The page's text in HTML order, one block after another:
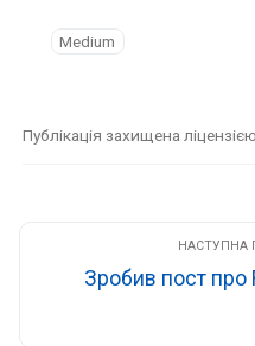
Medium
Публікація захищена ліцензією
Зробив пост про